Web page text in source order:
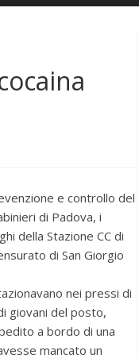
e controllo del
di Padova, i
della Stazione CC di
di San Giorgio
nei pressi di
giovani del posto,
a bordo di una
mancato un